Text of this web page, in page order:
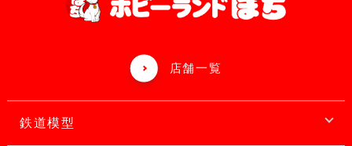
店舗一覧
鉄道模型